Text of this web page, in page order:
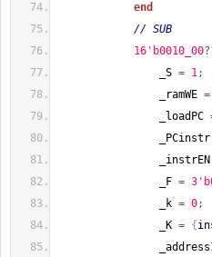
end
// SUB
16'b0010_00
_S = 1;
_ramWE =
_loadPC
_PCinstr
_instrEN
_F =
_k = 0;
_K = {